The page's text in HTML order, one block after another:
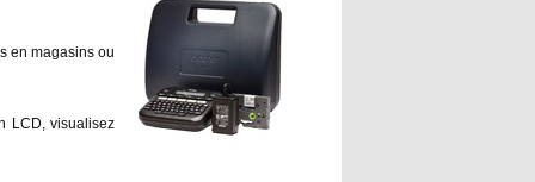
en magasins ou
LCD, visualisez